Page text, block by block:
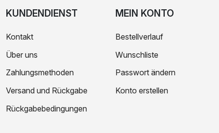
KUNDENDIENST
Kontakt
Über uns
Zahlungsmethoden
Versand und Rückgabe
Rückgabebedingungen
MEIN KONTO
Bestellverlauf
Wunschliste
Passwort ändern
Konto erstellen